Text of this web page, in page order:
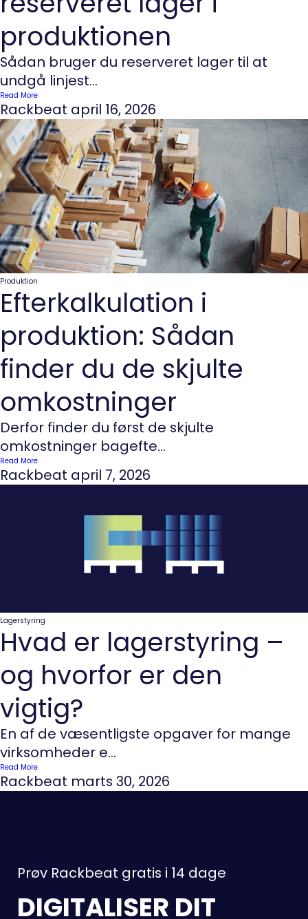
produktionen
Sådan bruger du reserveret lager til at
undgå linjest...
Read More
Rackbeat april 16, 2026
Produktion
Efterkalkulation i
produktion: Sådan
finder du de skjulte
omkostninger
Derfor finder du først de skjulte
omkostninger bagefte...
Read More
Rackbeat april 7, 2026
Lagerstyring
Hvad er lagerstyring –
og hvorfor er den
vigtig?
En af de væsentligste opgaver for mange
virksomheder e...
Read More
Rackbeat marts 30, 2026
Prøv Rackbeat gratis i 14 dage
DIGITALISER DIT